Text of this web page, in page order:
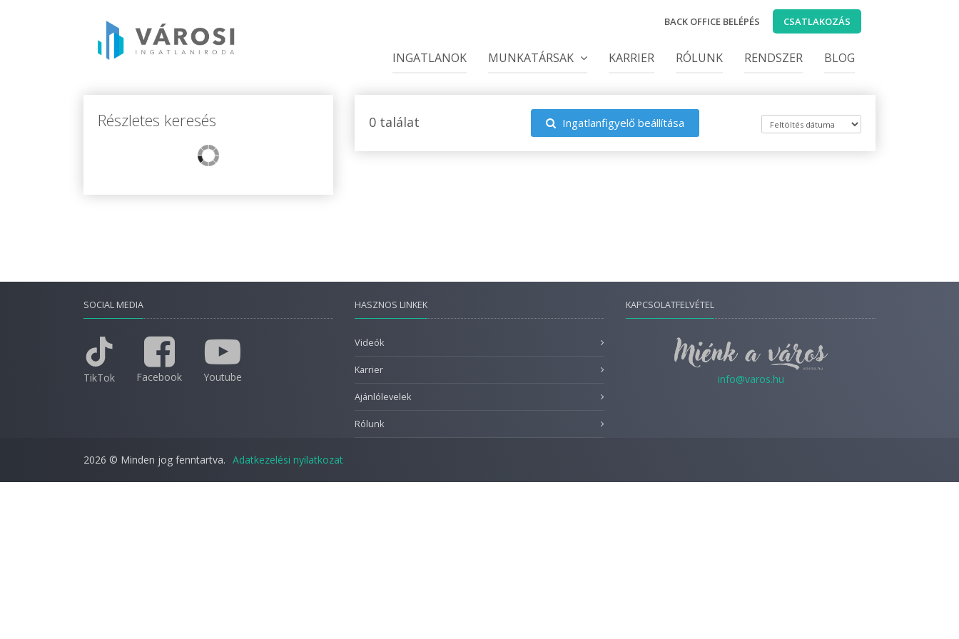
BACK OFFICE BELÉPÉS CSATLAKOZÁS
INGATLANOK MUNKATÁRSAK KARRIER RÓLUNK RENDSZER BLOG
Részletes keresés 0 találat Ingatlanfigyelő beállítása
SOCIAL MEDIA
TikTok Facebook Youtube
HASZNOS LINKEK
Videók
Karrier
Ajánlólevelek
Rólunk
KAPCSOLATFELVÉTEL
info@varos.hu
2026 © Minden jog fenntartva. Adatkezelési nyilatkozat